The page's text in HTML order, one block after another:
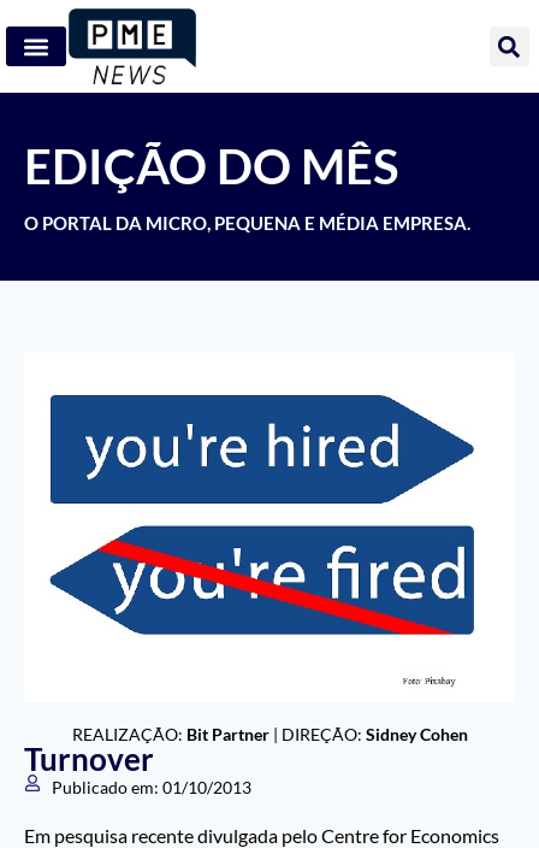
EDIÇÃO DO MÊS
O PORTAL DA MICRO, PEQUENA E MÉDIA EMPRESA.
REALIZAÇÃO: Bit Partner| DIREÇÃO: Sidney Cohen
Turnover
Publicado em: 01/10/2013
Em pesquisa recente divulgada pelo Centre for Economics